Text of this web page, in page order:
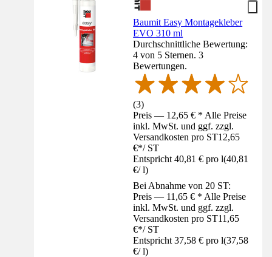
Baumit Easy Montagekleber
EVO 310 ml
Durchschnittliche Bewertung:
4 von 5 Sternen. 3
Bewertungen.
(3)
Preis — 12,65 € * Alle Preise
inkl. MwSt. und ggf. zzgl.
Versandkosten pro ST12,65
€*/ ST
Entspricht 40,81 € pro l(40,81
€/ l)
Bei Abnahme von 20 ST:
Preis — 11,65 € * Alle Preise
inkl. MwSt. und ggf. zzgl.
Versandkosten pro ST11,65
€*/ ST
Entspricht 37,58 € pro l(37,58
€/ l)